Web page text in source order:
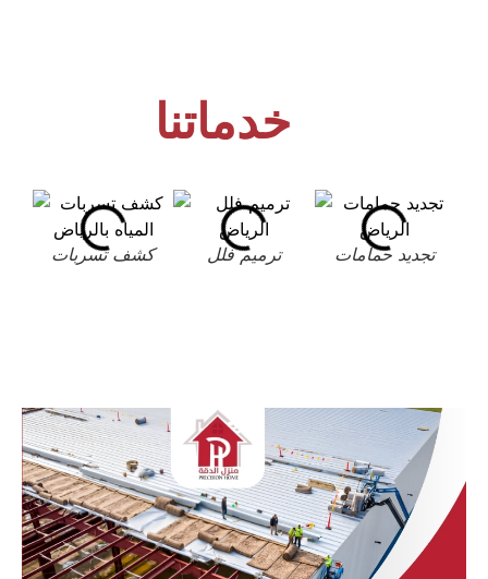
خدماتنا
كشف تسربات ترميم فلل تجديد حمامات